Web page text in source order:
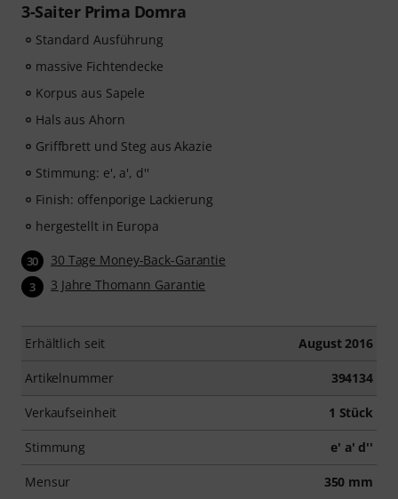
3-Saiter Prima Domra
Standard Ausführung
massive Fichtendecke
Korpus aus Sapele
Hals aus Ahorn
Griffbrett und Steg aus Akazie
Stimmung: e', a', d''
Finish: offenporige Lackierung
hergestellt in Europa
30 30 Tage Money-Back-Garantie
3 3 Jahre Thomann Garantie
Erhältlich seit August 2016
Artikelnummer 394134
Verkaufseinheit 1 Stück
Stimmung e' a' d''
Mensur 350 mm